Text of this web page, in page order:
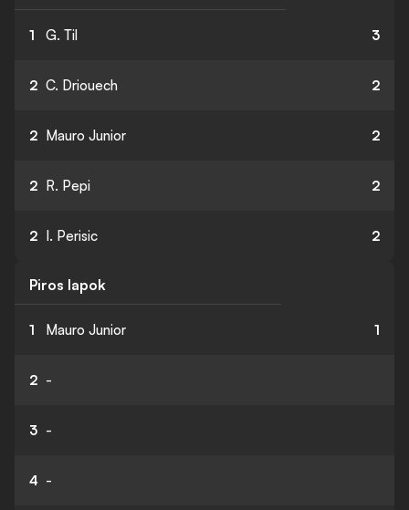
1 G. Til 3
2 C. Driouech 2
2 Mauro Junior 2
2 R. Pepi 2
2 I. Perisic 2
Piros lapok
1 Mauro Junior 1
2 -
3 -
4 -